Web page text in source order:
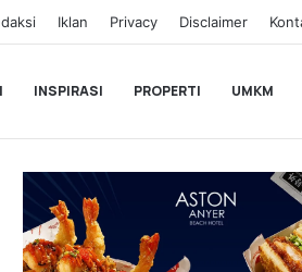
Iklan Privacy Disclaimer
INSPIRASI PROPERTI UMKM